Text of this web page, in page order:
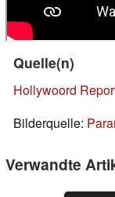
Quelle(n)
Hollywoord
Bilderquelle:
Verwandte